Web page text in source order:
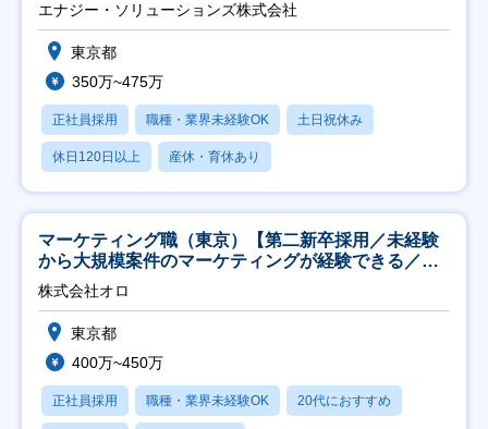
エナジー・ソリューションズ株式会社
東京都
350万~475万
正社員採用 職種・業界未経験OK 土日祝休み
休日120日以上 産休・育休あり
マーケティング職（東京）【第二新卒採用／未経験
から大規模案件のマーケティングが経験できる／研
修充実】
株式会社オロ
東京都
400万~450万
正社員採用 職種・業界未経験OK 20代におすすめ